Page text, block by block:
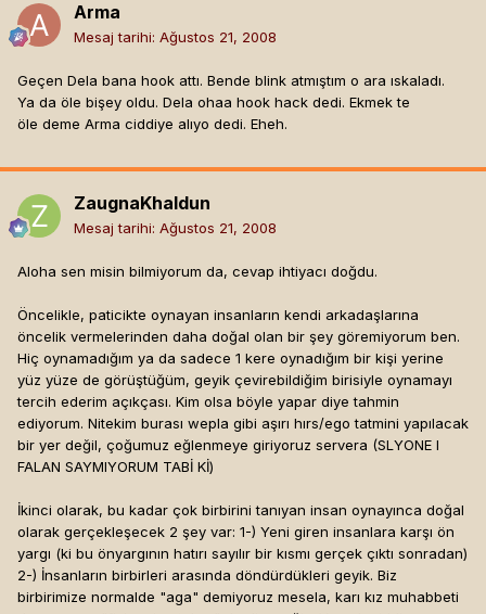
Arma
Mesaj tarihi: Ağustos 21, 2008
Geçen Dela bana hook attı. Bende blink atmıştım o ara ıskaladı.
Ya da öle bişey oldu. Dela ohaa hook hack dedi. Ekmek te
öle deme Arma ciddiye alıyo dedi. Eheh.
ZaugnaKhaldun
Mesaj tarihi: Ağustos 21, 2008
Aloha sen misin bilmiyorum da, cevap ihtiyacı doğdu.
Öncelikle, paticikte oynayan insanların kendi arkadaşlarına
öncelik vermelerinden daha doğal olan bir şey göremiyorum ben.
Hiç oynamadığım ya da sadece 1 kere oynadığım bir kişi yerine
yüz yüze de görüştüğüm, geyik çevirebildiğim birisiyle oynamayı
tercih ederim açıkçası. Kim olsa böyle yapar diye tahmin
ediyorum. Nitekim burası wepla gibi aşırı hırs/ego tatmini yapılacak
bir yer değil, çoğumuz eğlenmeye giriyoruz servera (SLYONE I
FALAN SAYMIYORUM TABİ Kİ)
İkinci olarak, bu kadar çok birbirini tanıyan insan oynayınca doğal
olarak gerçekleşecek 2 şey var: 1-) Yeni giren insanlara karşı ön
yargı (ki bu önyargının hatırı sayılır bir kısmı gerçek çıktı sonradan)
2-) İnsanların birbirleri arasında döndürdükleri geyik. Biz
birbirimize normalde "aga" demiyoruz mesela, karı kız muhabbeti